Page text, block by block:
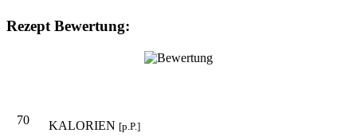
Rezept Bewertung:
70 KALORIEN [p.P.]